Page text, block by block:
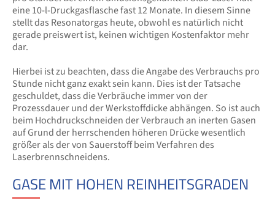
eine 10-l-Druckgasflasche fast 12 Monate. In diesem Sinne
stellt das Resonatorgas heute, obwohl es natürlich nicht
gerade preiswert ist, keinen wichtigen Kostenfaktor mehr
dar.
Hierbei ist zu beachten, dass die Angabe des Verbrauchs pro
Stunde nicht ganz exakt sein kann. Dies ist der Tatsache
geschuldet, dass die Verbräuche immer von der
Prozessdauer und der Werkstoffdicke abhängen. So ist auch
beim Hochdruckschneiden der Verbrauch an inerten Gasen
auf Grund der herrschenden höheren Drücke wesentlich
größer als der von Sauerstoff beim Verfahren des
Laserbrennschneidens.
GASE MIT HOHEN REINHEITSGRADEN